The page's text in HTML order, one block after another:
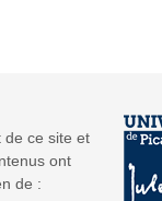
a
a
de ce site et
ont
de :